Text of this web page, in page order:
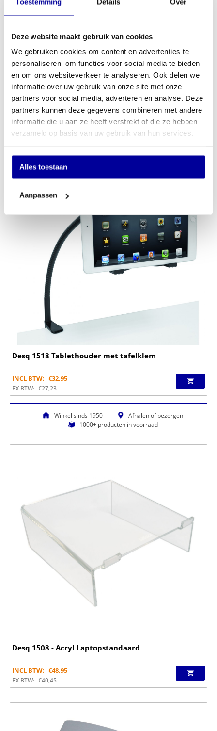
Toestemming Details Over
Deze website maakt gebruik van cookies
We gebruiken cookies om content en advertenties te
personaliseren, om functies voor social media te bieden
en om ons websiteverkeer te analyseren. Ook delen we
informatie over uw gebruik van onze site met onze
partners voor social media, adverteren en analyse. Deze
partners kunnen deze gegevens combineren met andere
informatie die u aan ze heeft verstrekt of die ze hebben
verzameld op basis van uw gebruik van hun services.
Alles toestaan
Aanpassen
Desq 1507 Aluminium Laptopstandaard
INCL BTW: €32,95
EX BTW: € 27,23
Desq 1518 Tablethouder met tafelklem
INCL BTW: €32,95
EX BTW: €27,23
Winkel sinds 1950
Afhalen of bezorgen
1000+ producten in voorraad
Desq 1508 - Acryl Laptopstandaard
INCL BTW: €48,95
EX BTW: €40,45